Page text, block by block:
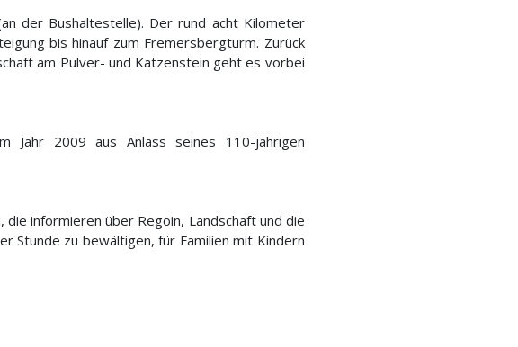
der Bushaltestelle). Der rund acht Kilometer
bis hinauf zum Fremersbergturm. Zurück
am Pulver- und Katzenstein geht es vorbei
Jahr 2009 aus Anlass seines 110-jährigen
informieren über Regoin, Landschaft und die
Stunde zu bewältigen, für Familien mit Kindern